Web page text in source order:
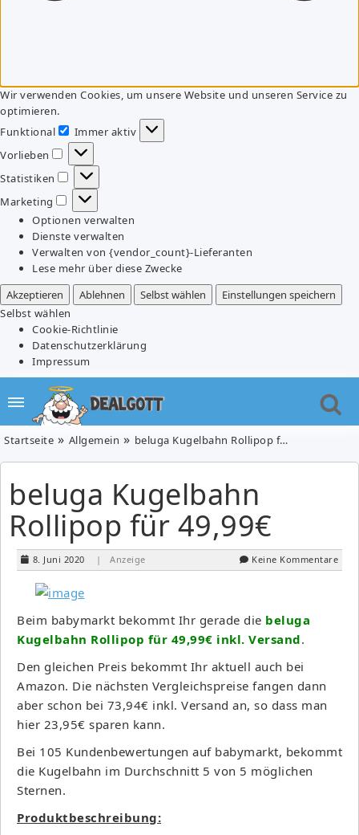
Wir verwenden Cookies, um unsere Website und unseren Service zu
optimieren.
Funktional
Funktional
Immer aktiv
Vorlieben
Vorlieben
Statistiken
Statistiken
Marketing
Marketing
Optionen verwalten
Dienste verwalten
Verwalten von {vendor_count}-Lieferanten
Lese mehr über diese Zwecke
Akzeptieren
Ablehnen Selbst wählen
Einstellungen speichern
Selbst wählen
Cookie-Richtlinie
Datenschutzerklärung
Impressum
Startseite Allgemein beluga Kugelbahn Rollipop für 49,99€
beluga Kugelbahn
Rollipop für 49,99€
8. Juni 2020 | Anzeige Keine Kommentare
Beim babymarkt bekommt Ihr gerade die beluga
Kugelbahn Rollipop für 49,99€ inkl. Versand.
Den gleichen Preis bekommt Ihr aktuell auch bei
Amazon. Die nächsten Vergleichspreise fangen dann
aber schon bei 73,94€ inkl. Versand an, so dass man
hier 23,95€ sparen kann.
Bei 105 Kundenbewertungen auf babymarkt, bekommt
die Kugelbahn im Durchschnitt 5 von 5 möglichen
Sternen.
Produktbeschreibung: